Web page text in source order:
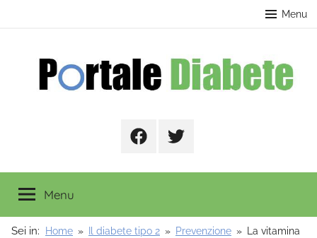
Menu
FacebookTwitter
Menu
Sei in: Home Il diabete tipo 2 Prevenzione
La vitamina